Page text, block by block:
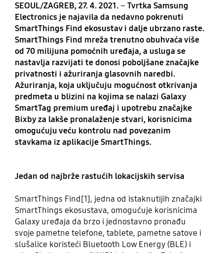
SEOUL/ZAGREB, 27. 4. 2021.–Tvrtka Samsung
Electronics je najavila da nedavno pokrenuti
SmartThings Find ekosustav i dalje ubrzano raste.
SmartThings Find mreža trenutno obuhvaća više
od 70 milijuna pomoćnih uređaja, a usluga se
nastavlja razvijati te donosi poboljšane značajke
privatnosti i ažuriranja glasovnih naredbi.
Ažuriranja, koja uključuju mogućnost otkrivanja
predmeta u blizini na kojima se nalazi Galaxy
SmartTag premium uređaj i upotrebu značajke
Bixby za lakše pronalaženje stvari, korisnicima
omogućuju veću kontrolu nad povezanim
stavkama iz aplikacije SmartThings.
Jedan od najbrže rastućih lokacijskih servisa
SmartThings Find[1], jedna od istaknutijih značajki
SmartThings ekosustava, omogućuje korisnicima
Galaxy uređaja da brzo i jednostavno pronađu
svoje pametne telefone, tablete, pametne satove i
slušalice koristeći Bluetooth Low Energy (BLE) i